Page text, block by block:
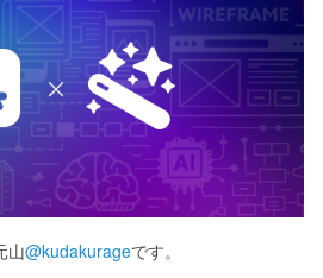
山@kudakurageです。